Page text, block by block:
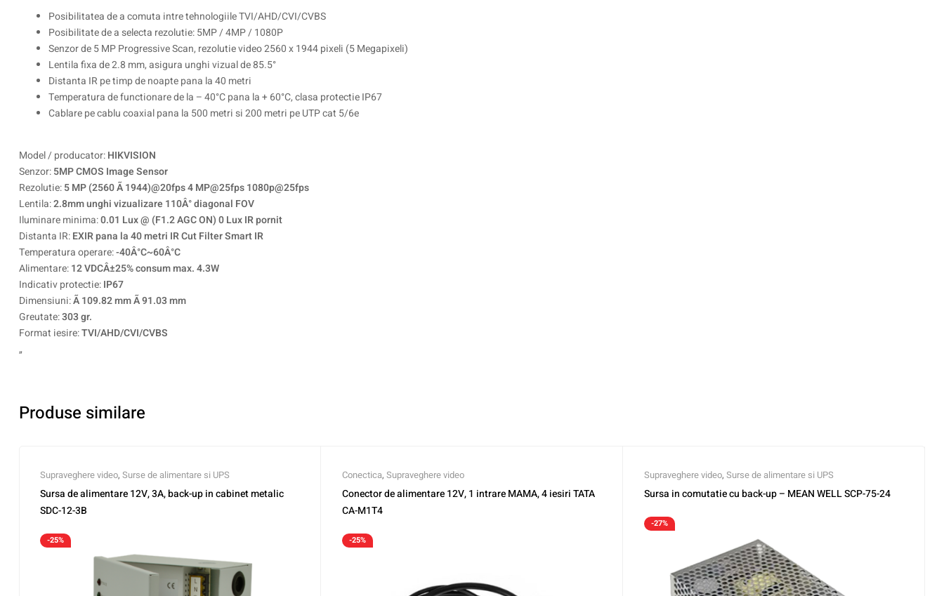
Posibilitatea de a comuta intre tehnologiile TVI/AHD/CVI/CVBS
Posibilitate de a selecta rezolutie: 5MP / 4MP / 1080P
Senzor de 5 MP Progressive Scan, rezolutie video 2560 x 1944 pixeli (5 Megapixeli)
Lentila fixa de 2.8 mm, asigura unghi vizual de 85.5°
Distanta IR pe timp de noapte pana la 40 metri
Temperatura de functionare de la – 40°C pana la + 60°C, clasa protectie IP67
Cablare pe cablu coaxial pana la 500 metri si 200 metri pe UTP cat 5/6e
Model / producator:HIKVISION
Senzor:5MP CMOS Image Sensor
Rezolutie:5 MP (2560 Ã 1944)@20fps 4 MP@25fps 1080p@25fps
Lentila:2.8mm unghi vizualizare 110Â° diagonal FOV
Iluminare minima:0.01 Lux @ (F1.2 AGC ON) 0 Lux IR pornit
Distanta IR:EXIR pana la 40 metri IR Cut Filter Smart IR
Temperatura operare:-40Â°C~60Â°C
Alimentare:12 VDCÂ±25% consum max. 4.3W
Indicativ protectie:IP67
Dimensiuni:Ã 109.82 mm Ã 91.03 mm
Greutate:303 gr.
Format iesire:TVI/AHD/CVI/CVBS
„
Produse similare
Supraveghere video, Surse de alimentare si UPS
Sursa de alimentare 12V, 3A, back-up in cabinet metalic
SDC-12-3B
-25%
Conectica, Supraveghere video
Conector de alimentare 12V, 1 intrare MAMA, 4 iesiri TATA
CA-M1T4
-25%
Supraveghere video, Surse de alimentare si UPS
Sursa in comutatie cu back-up – MEAN WELL SCP-75-24
-27%